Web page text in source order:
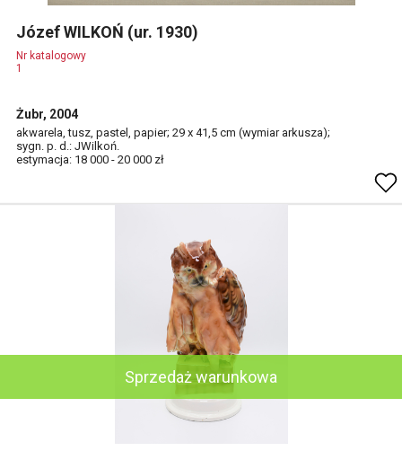
Józef WILKOŃ (ur. 1930)
Nr katalogowy
1
Żubr, 2004
akwarela, tusz, pastel, papier; 29 x 41,5 cm (wymiar arkusza);
sygn. p. d.: JWilkoń.
estymacja: 18 000 - 20 000 zł
Sprzedaż warunkowa